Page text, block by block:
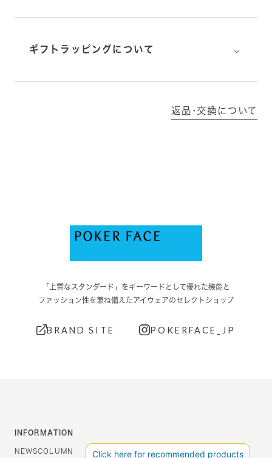
ギフトラッピングについて ⌵
返品･交換について
「上質なスタンダード」をキーワードとして優れた機能と
ファッション性を兼ね備えたアイウェアのセレクトショップ
BRAND SITE POKERFACE_JP
INFORMATION
NEWSCOLUMN